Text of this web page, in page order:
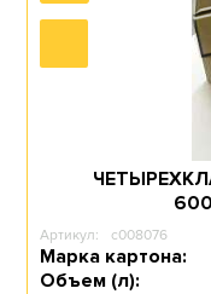
Перейти в
Артикул: c008076
Марка картона:
Объем (л):